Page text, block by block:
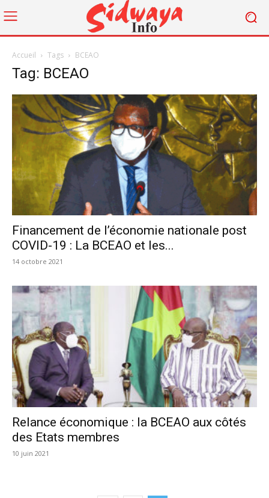
Accueil Tags BCEAO
Tag: BCEAO
Financement de l’économie nationale post
COVID-19 : La BCEAO et les...
14 octobre 2021
Relance économique : la BCEAO aux côtés
des Etats membres
10 juin 2021